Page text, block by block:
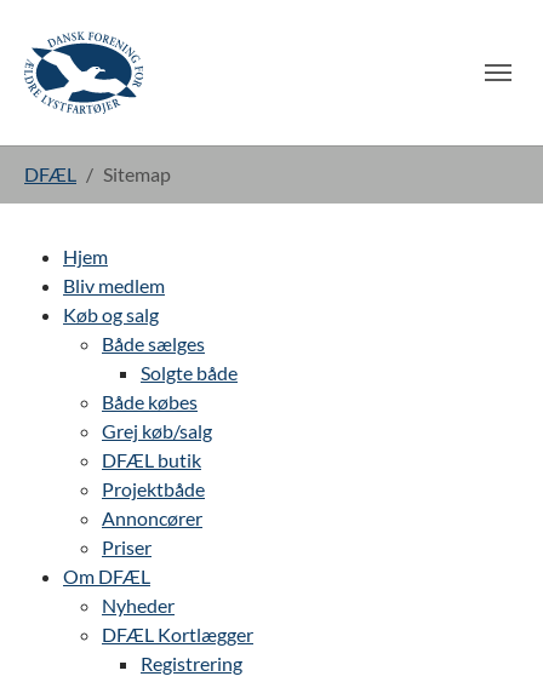
DFÆL Sitemap
Hjem
Bliv medlem
Køb og salg
Både sælges
Solgte både
Både købes
Grej køb/salg
DFÆL butik
Projektbåde
Annoncører
Priser
Om DFÆL
Nyheder
DFÆL Kortlægger
Registrering